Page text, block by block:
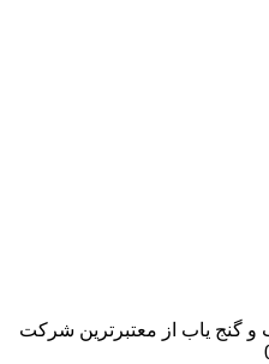
و گنج یاب از معتبرترین شرکت